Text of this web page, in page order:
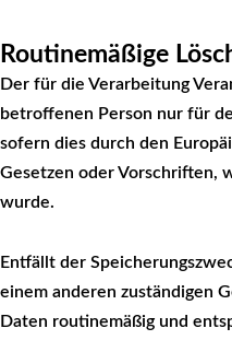
Routinemäßige
Der für die Verarbeitung
betroffenen Person nur für
sofern dies durch den
Gesetzen oder Vorschriften,
wurde.
Entfällt der
einem anderen zuständigen
Daten routinemäßig und